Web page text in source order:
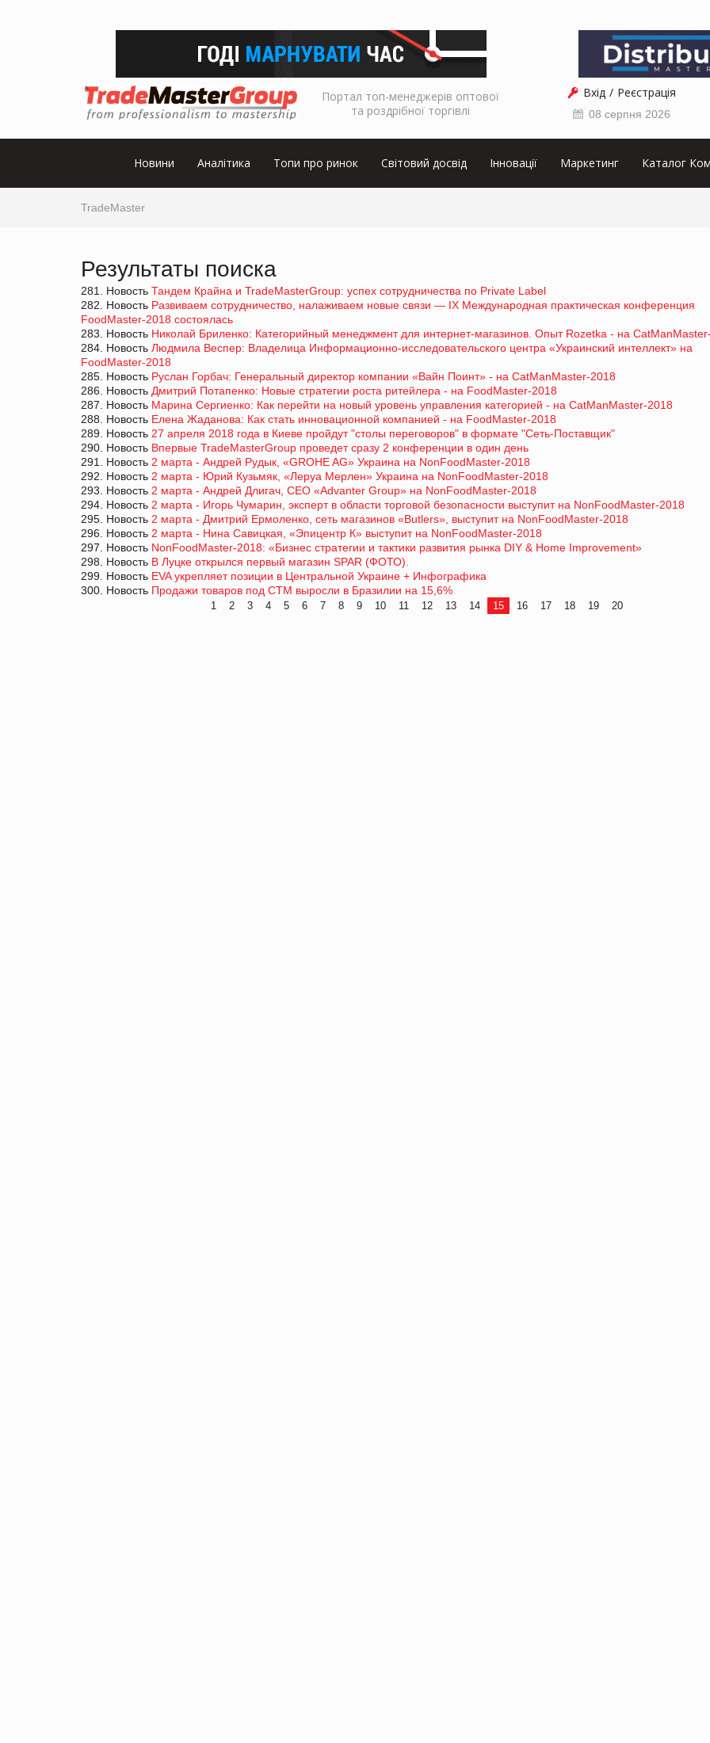
Портал топ-менеджерів оптової
та роздрібної торгівлі
Вхід Реєстрація
08 серпня 2026
Новини Аналітика Топи про ринок Світовий досвід Інновації Маркетинг Каталог
TradeMaster
Результаты поиска
281. Новость Тандем Крайна и TradeMasterGroup: успех сотрудничества по Private Label
282. Новость Развиваем сотрудничество, налаживаем новые связи — IX Международная практическая конференция
FoodMaster-2018 состоялась
283. Новость Николай Бриленко: Категорийный менеджмент для интернет-магазинов. Опыт Rozetka - на
284. Новость Людмила Веспер: Владелица Информационно-исследовательского центра «Украинский интеллект» на
FoodMaster-2018
285. Новость Руслан Горбач: Генеральный директор компании «Вайн Поинт» - на CatManMaster-2018
286. Новость Дмитрий Потапенко: Новые стратегии роста ритейлера - на FoodMaster-2018
287. Новость Марина Сергиенко: Как перейти на новый уровень управления категорией - на CatManMaster-2018
288. Новость Елена Жаданова: Как стать инновационной компанией - на FoodMaster-2018
289. Новость 27 апреля 2018 года в Киеве пройдут "столы переговоров" в формате "Сеть-Поставщик"
290. Новость Впервые TradeMasterGroup проведет сразу 2 конференции в один день
291. Новость 2 марта - Андрей Рудык, «GROHE AG» Украина на NonFoodMaster-2018
292. Новость 2 марта - Юрий Кузьмяк, «Леруа Мерлен» Украина на NonFoodMaster-2018
293. Новость 2 марта - Андрей Длигач, CEO «Advanter Group» на NonFoodMaster-2018
294. Новость 2 марта - Игорь Чумарин, эксперт в области торговой безопасности выступит на NonFoodMaster-2018
295. Новость 2 марта - Дмитрий Ермоленко, сеть магазинов «Butlers», выступит на NonFoodMaster-2018
296. Новость 2 марта - Нина Савицкая, «Эпицентр К» выступит на NonFoodMaster-2018
297. Новость NonFoodMaster-2018: «Бизнес стратегии и тактики развития рынка DIY & Home Improvement»
298. Новость В Луцке открылся первый магазин SPAR (ФОТО).
299. Новость EVA укрепляет позиции в Центральной Украине + Инфографика
300. Новость Продажи товаров под СТМ выросли в Бразилии на 15,6%
1 2 3 4 5 6 7 8 9 10 11 12 13 14 15 16 17 18 19 20